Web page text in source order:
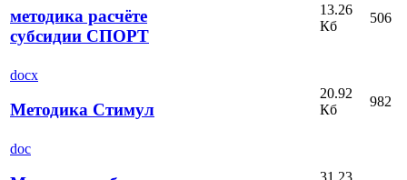
методика расчёте
субсидии СПОРТ
13.26
Кб
506
docx
Методика Стимул
20.92
Кб
982
doc
31.23